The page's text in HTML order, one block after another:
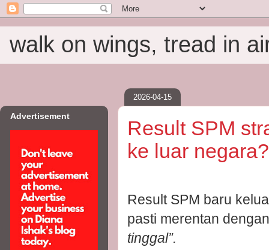
walk on wings, tread in
2026-04-15
Result SPM
ke luar negara?
Result SPM baru
pasti merentan
tinggal”.
Advertisement